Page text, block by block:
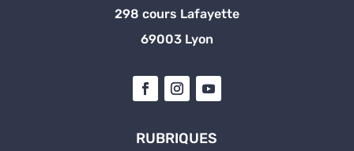
298 cours Lafayette
69003 Lyon
RUBRIQUES